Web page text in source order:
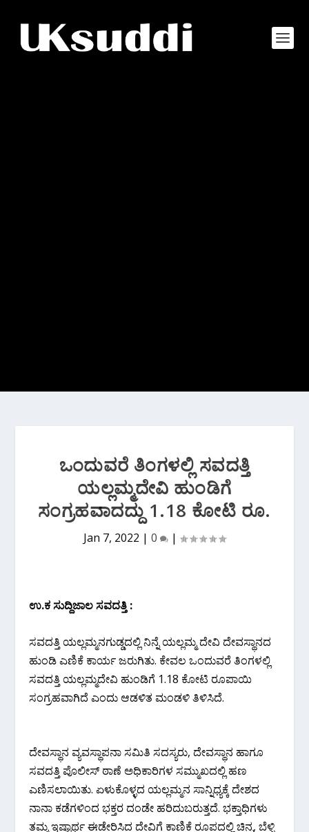
ಒಂದುವರೆ ತಿಂಗಳಲ್ಲಿ ಸವದತ್ತಿ
ಯಲ್ಲಮ್ಮದೇವಿ ಹುಂಡಿಗೆ
ಸಂಗ್ರಹವಾದದ್ದು 1.18 ಕೋಟಿ ರೂ.
Jan 7, 2022 | 0 |
ಉ.ಕ ಸುದ್ದಿಜಾಲ ಸವದತ್ತಿ :
ಸವದತ್ತಿ ಯಲ್ಲಮ್ಮನಗುಡ್ಡದಲ್ಲಿ ನಿನ್ನೆ ಯಲ್ಲಮ್ಮ ದೇವಿ ದೇವಸ್ಥಾನದ
ಹುಂಡಿ ಎಣಿಕೆ ಕಾರ್ಯ ಜರುಗಿತು. ಕೇವಲ ಒಂದುವರೆ ತಿಂಗಳಲ್ಲಿ
ಸವದತ್ತಿ ಯಲ್ಲಮ್ಮದೇವಿ ಹುಂಡಿಗೆ 1.18 ಕೋಟಿ ರೂಪಾಯಿ
ಸಂಗ್ರಹವಾಗಿದೆ ಎಂದು ಆಡಳಿತ ಮಂಡಳಿ ತಿಳಿಸಿದೆ.
ದೇವಸ್ಥಾನ ವ್ಯವಸ್ಥಾಪನಾ ಸಮಿತಿ ಸದಸ್ಯರು, ದೇವಸ್ಥಾನ ಹಾಗೂ
ಸವದತ್ತಿ ಪೊಲೀಸ್‌ ಠಾಣೆ ಅಧಿಕಾರಿಗಳ ಸಮ್ಮುಖದಲ್ಲಿ ಹಣ
ಎಣಿಸಲಾಯಿತು. ಏಳುಕೊಳ್ಳದ ಯಲ್ಲಮ್ಮನ ಸಾನ್ನಿಧ್ಯಕ್ಕೆ ದೇಶದ
ನಾನಾ ಕಡೆಗಳಿಂದ ಭಕ್ತರ ದಂಡೇ ಹರಿದುಬರುತ್ತದೆ. ಭಕ್ತಾಧಿಗಳು
ತಮ್ಮ ಇಷ್ಟಾರ್ಥ ಈಡೇರಿಸಿದ ದೇವಿಗೆ ಕಾಣಿಕೆ ರೂಪದಲ್ಲಿ ಚಿನ್ನ, ಬೆಳ್ಳಿ